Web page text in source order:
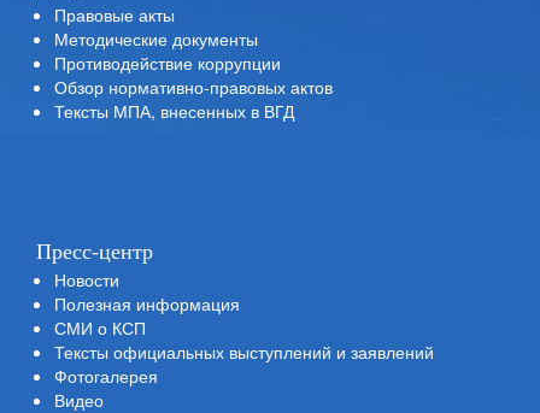
Правовые акты
Методические документы
Противодействие коррупции
Обзор нормативно-правовых актов
Тексты МПА, внесенных в ВГД
Пресс-центр
Новости
Полезная информация
СМИ о КСП
Тексты официальных выступлений и заявлений
Фотогалерея
Видео